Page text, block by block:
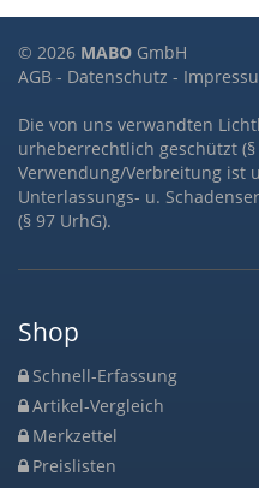
© 2026 MABO GmbH
AGB - Datenschutz -
Die von uns verwandten
urheberrechtlich geschützt (§
Verwendung/Verbreitung ist
Unterlassungs- u.
(§ 97 UrhG).
Shop
Schnell-Erfassung
Artikel-Vergleich
Merkzettel
Preislisten